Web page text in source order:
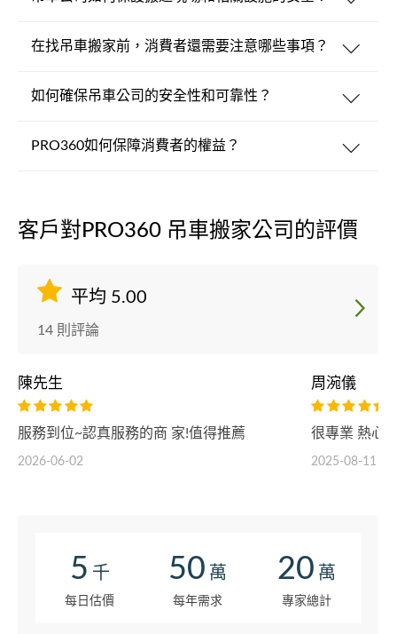
在找吊車搬家前，消費者還需要注意哪些事項？
如何確保吊車公司的安全性和可靠性？
PRO360如何保障消費者的權益？
客戶對PRO360 吊車搬家公司的評價
平均 5.00
14 則評論
陳先生
服務到位~認真服務的商 家!值得推薦
2026-06-02
周涴儀
很專業 熱心
2025-08-11
5 千
每日估價
50 萬
每年需求
20 萬
專家總計